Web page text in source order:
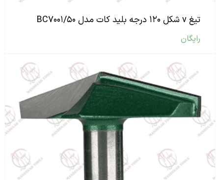
تیغ v شکل ۱۲۰ درجه بلید کات مدل BC۷۰۰۱/۵۰
رایگان